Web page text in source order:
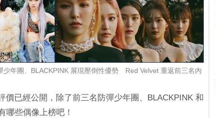
少年團、BLACKPINK 展現壓倒性優勢 Red Velvet 重返前三名內
價已經公開，除了前三名防彈少年團、BLACKPINK 和
哪些偶像上榜吧！